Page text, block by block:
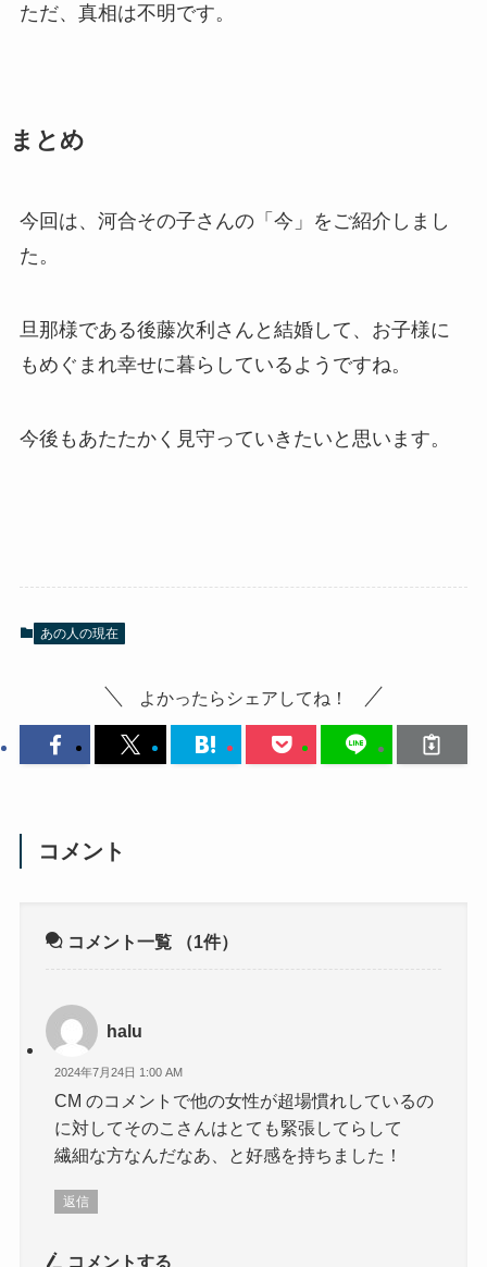
ただ、真相は不明です。
まとめ
今回は、河合その子さんの「今」をご紹介しまし
た。
旦那様である後藤次利さんと結婚して、お子様に
もめぐまれ幸せに暮らしているようですね。
今後もあたたかく見守っていきたいと思います。
あの人の現在
よかったらシェアしてね！
コメント
コメント一覧 （1件）
halu
2024年7月24日 1:00 AM
CM のコメントで他の女性が超場慣れしているの
に対してそのこさんはとても緊張してらして
繊細な方なんだなあ、と好感を持ちました！
返信
コメントする